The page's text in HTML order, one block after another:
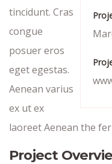
tincidunt. Cras
congue
posuer eros
eget egestas.
Aenean varius
ex ut ex
laoreet Aenean the
Project